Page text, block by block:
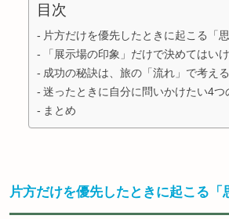
目次
片方だけを優先したときに起こる「
「展示場の印象」だけで決めてはい
成功の秘訣は、旅の「流れ」で考え
迷ったときに自分に問いかけたい4つ
まとめ
片方だけを優先したときに起こる「